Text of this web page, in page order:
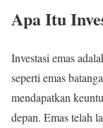
Apa Itu
Investasi emas
seperti emas
mendapatkan
depan. Emas telah